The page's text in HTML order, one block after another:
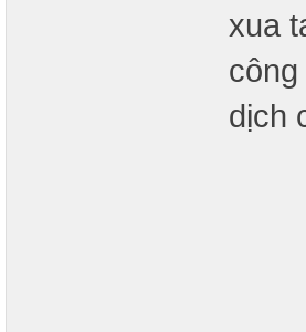
xua
dịch